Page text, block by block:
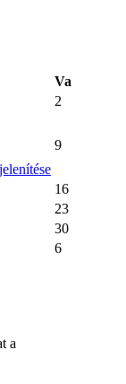
Va
2
9
16
23
30
6
a